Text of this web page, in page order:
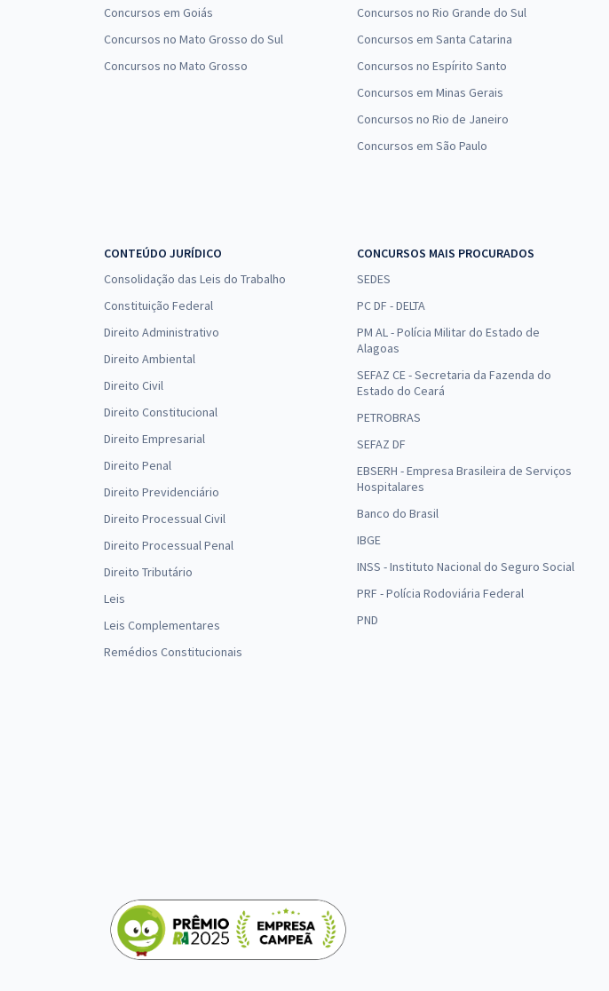
Concursos em Goiás
Concursos no Mato Grosso do Sul
Concursos no Mato Grosso
Concursos no Rio Grande do Sul
Concursos em Santa Catarina
Concursos no Espírito Santo
Concursos em Minas Gerais
Concursos no Rio de Janeiro
Concursos em São Paulo
CONTEÚDO JURÍDICO
Consolidação das Leis do Trabalho
Constituição Federal
Direito Administrativo
Direito Ambiental
Direito Civil
Direito Constitucional
Direito Empresarial
Direito Penal
Direito Previdenciário
Direito Processual Civil
Direito Processual Penal
Direito Tributário
Leis
Leis Complementares
Remédios Constitucionais
CONCURSOS MAIS PROCURADOS
SEDES
PC DF - DELTA
PM AL - Polícia Militar do Estado de
Alagoas
SEFAZ CE - Secretaria da Fazenda do
Estado do Ceará
PETROBRAS
SEFAZ DF
EBSERH - Empresa Brasileira de Serviços
Hospitalares
Banco do Brasil
IBGE
INSS - Instituto Nacional do Seguro Social
PRF - Polícia Rodoviária Federal
PND